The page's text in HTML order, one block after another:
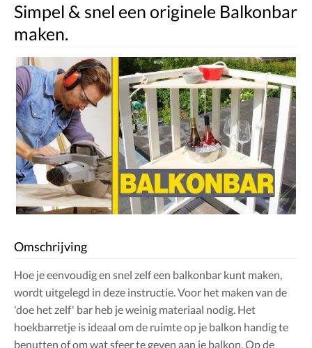
Simpel & snel een originele Balkonbar
maken.
Omschrijving
Hoe je eenvoudig en snel zelf een balkonbar kunt maken,
wordt uitgelegd in deze instructie. Voor het maken van de
'doe het zelf' bar heb je weinig materiaal nodig. Het
hoekbarretje is ideaal om de ruimte op je balkon handig te
benutten of om wat sfeer te geven aan je balkon. Op de